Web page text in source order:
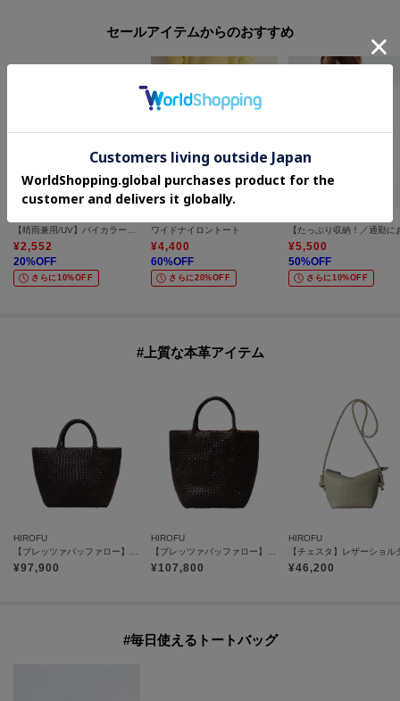
セールアイテムからのおすすめ
【晴雨兼用/UV】バイカラーパイピング 長傘
¥2,552
20%OFF
さらに10%OFF
ワイドナイロントート
¥4,400
60%OFF
さらに20%OFF
¥5,500
50%OFF
さらに10%OFF
#上質な本革アイテム
HIROFU
¥97,900
HIROFU
¥107,800
HIROFU
¥46,200
#毎日使えるトートバッグ